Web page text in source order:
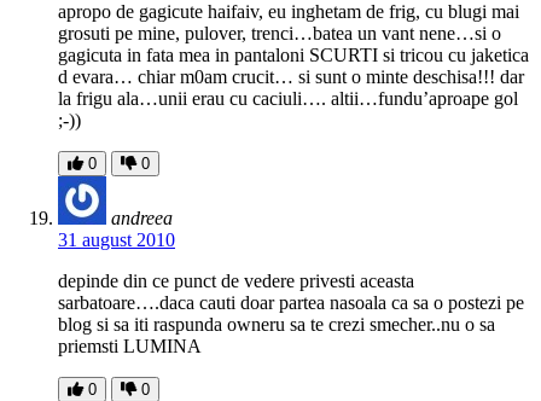
apropo de gagicute haifaiv, eu inghetam de frig, cu blugi mai
grosuti pe mine, pulover, trenci…batea un vant nene…si o
gagicuta in fata mea in pantaloni SCURTI si tricou cu jaketica
d evara… chiar m0am crucit… si sunt o minte deschisa!!! dar
la frigu ala…unii erau cu caciuli…. altii…fundu’aproape gol
;-))
0 0
andreea
31 august 2010
depinde din ce punct de vedere privesti aceasta
sarbatoare….daca cauti doar partea nasoala ca sa o postezi pe
blog si sa iti raspunda owneru sa te crezi smecher..nu o sa
priemsti LUMINA
0 0